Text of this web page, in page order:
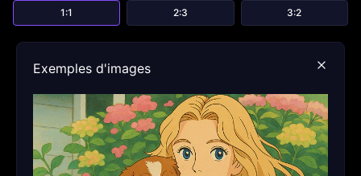
1:1
2:3 3:2
Exemples d'images